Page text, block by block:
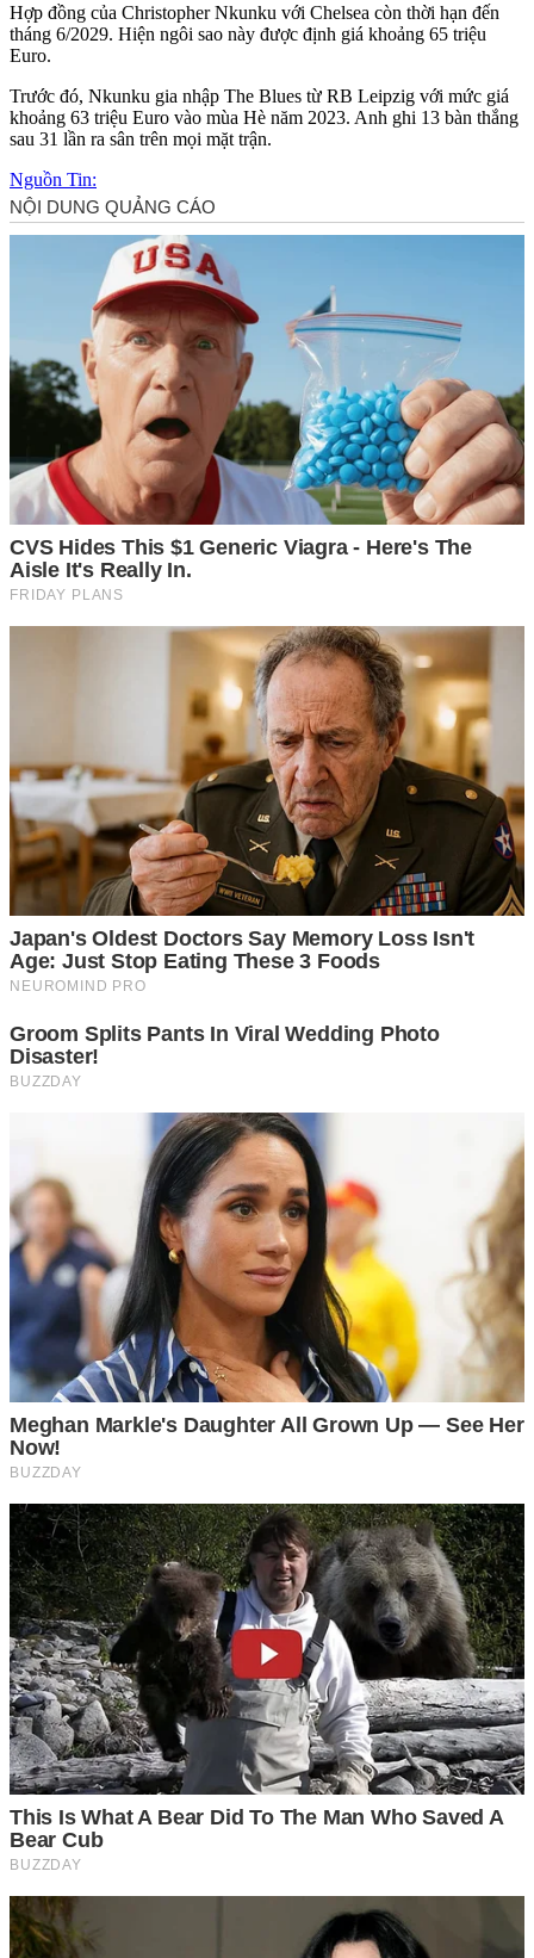
Hợp đồng của Christopher Nkunku với Chelsea còn thời hạn đến
tháng 6/2029. Hiện ngôi sao này được định giá khoảng 65 triệu
Euro.
Trước đó, Nkunku gia nhập The Blues từ RB Leipzig với mức giá
khoảng 63 triệu Euro vào mùa Hè năm 2023. Anh ghi 13 bàn thắng
sau 31 lần ra sân trên mọi mặt trận.
Nguồn Tin: